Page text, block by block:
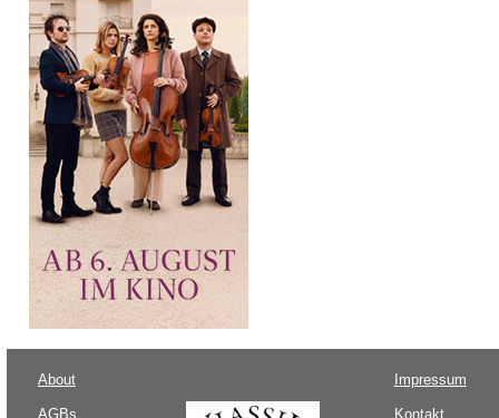
About
AGBs
Impressum
Kontakt